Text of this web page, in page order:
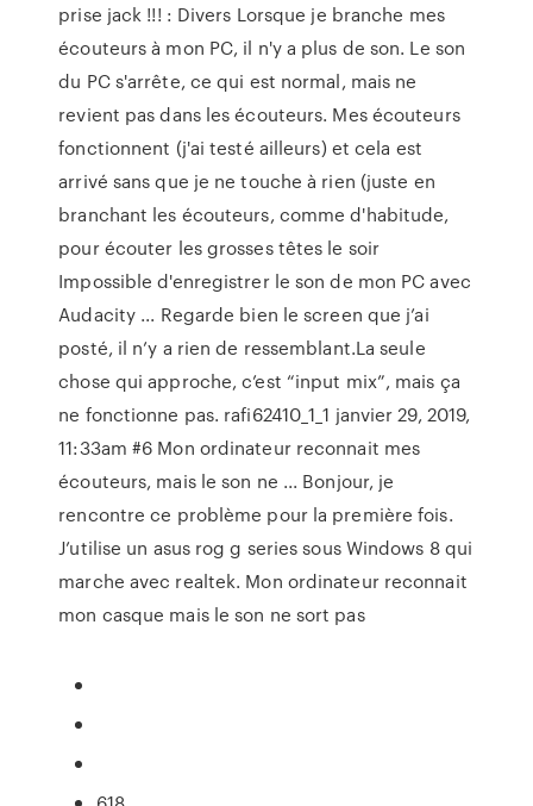
prise jack !!! : Divers Lorsque je branche mes
écouteurs à mon PC, il n'y a plus de son. Le son
du PC s'arrête, ce qui est normal, mais ne
revient pas dans les écouteurs. Mes écouteurs
fonctionnent (j'ai testé ailleurs) et cela est
arrivé sans que je ne touche à rien (juste en
branchant les écouteurs, comme d'habitude,
pour écouter les grosses têtes le soir
Impossible d'enregistrer le son de mon PC avec
Audacity ... Regarde bien le screen que j’ai
posté, il n’y a rien de ressemblant.La seule
chose qui approche, c’est “input mix”, mais ça
ne fonctionne pas. rafi62410_1_1 janvier 29, 2019,
11:33am #6 Mon ordinateur reconnait mes
écouteurs, mais le son ne ... Bonjour, je
rencontre ce problème pour la première fois.
J’utilise un asus rog g series sous Windows 8 qui
marche avec realtek. Mon ordinateur reconnait
mon casque mais le son ne sort pas